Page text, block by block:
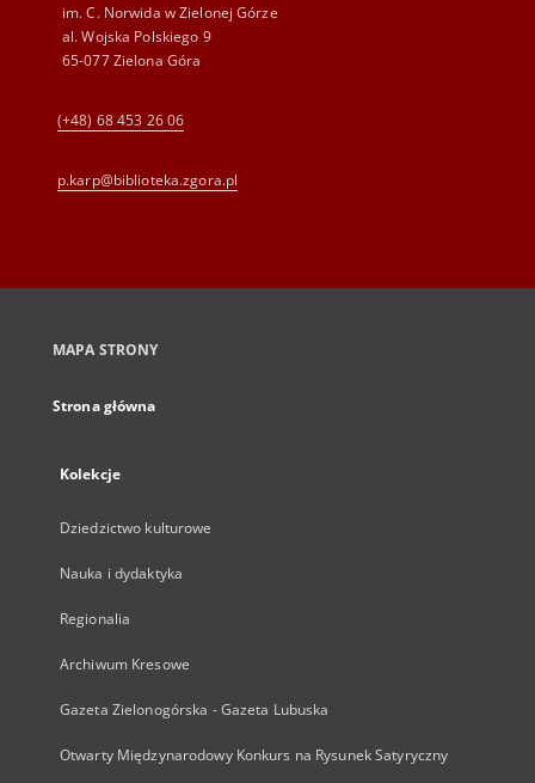
im. C. Norwida w Zielonej Górze
al. Wojska Polskiego 9
65-077 Zielona Góra
(+48) 68 453 26 06
p.karp@biblioteka.zgora.pl
MAPA STRONY
Strona główna
Kolekcje
Dziedzictwo kulturowe
Nauka i dydaktyka
Regionalia
Archiwum Kresowe
Gazeta Zielonogórska - Gazeta Lubuska
Otwarty Międzynarodowy Konkurs na Rysunek Satyryczny